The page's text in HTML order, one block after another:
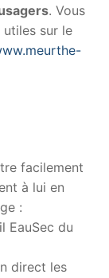
. Vous
sur le
facilement
à lui en
:
EauSec du
direct les